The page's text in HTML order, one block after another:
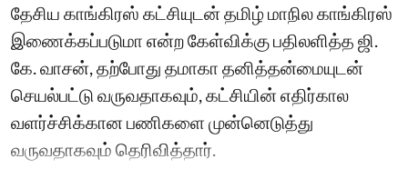
தேசிய காங்கிரஸ் கட்சியுடன் தமிழ் மாநில காங்கிரஸ்
இணைக்கப்படுமா என்ற கேள்விக்கு பதிலளித்த ஜி.
கே. வாசன், தற்போது தமாகா தனித்தன்மையுடன்
செயல்பட்டு வருவதாகவும், கட்சியின் எதிர்கால
வளர்ச்சிக்கான பணிகளை முன்னெடுத்து
வருவதாகவும் தெரிவித்தார்.